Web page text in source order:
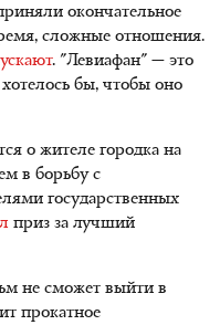
окончательное
сложные отношения.
. "Левиафан" — это
бы, чтобы оно
о жителе городка на
в борьбу с
государственных
приз за лучший
не сможет выйти в
прокатное